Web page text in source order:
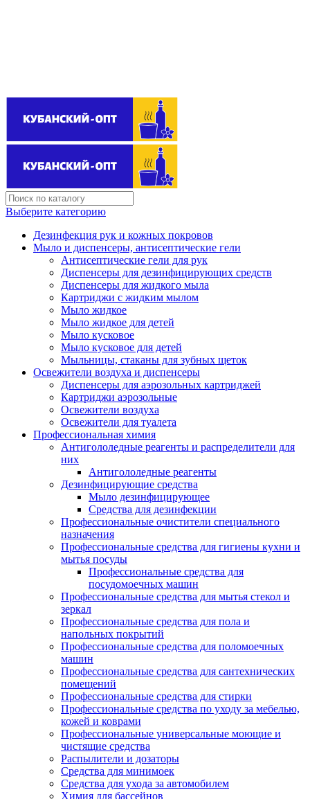
Выберите категорию
Дезинфекция рук и кожных покровов
Мыло и диспенсеры, антисептические гели
Антисептические гели для рук
Диспенсеры для дезинфицирующих средств
Диспенсеры для жидкого мыла
Картриджи с жидким мылом
Мыло жидкое
Мыло жидкое для детей
Мыло кусковое
Мыло кусковое для детей
Мыльницы, стаканы для зубных щеток
Освежители воздуха и диспенсеры
Диспенсеры для аэрозольных картриджей
Картриджи аэрозольные
Освежители воздуха
Освежители для туалета
Профессиональная химия
Антигололедные реагенты и распределители для
них
Антигололедные реагенты
Дезинфицирующие средства
Мыло дезинфицирующее
Средства для дезинфекции
Профессиональные очистители специального
назначения
Профессиональные средства для гигиены кухни и
мытья посуды
Профессиональные средства для
посудомоечных машин
Профессиональные средства для мытья стекол и
зеркал
Профессиональные средства для пола и
напольных покрытий
Профессиональные средства для поломоечных
машин
Профессиональные средства для сантехнических
помещений
Профессиональные средства для стирки
Профессиональные средства по уходу за мебелью,
кожей и коврами
Профессиональные универсальные моющие и
чистящие средства
Распылители и дозаторы
Средства для минимоек
Средства для ухода за автомобилем
Химия для бассейнов